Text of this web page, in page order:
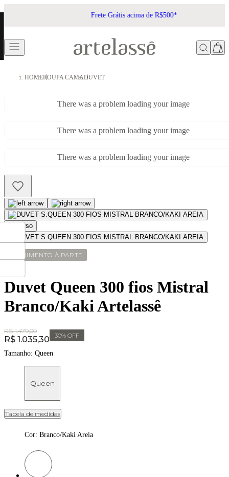
Frete Grátis acima de R$500*
HOMEROUPA CAMADUVET
There was a problem loading your image
There was a problem loading your image
There was a problem loading your image
ENCHIMENTO À PARTE
Duvet Queen 300 fios Mistral
Branco/Kaki Artelassê
Original Price:
R$ 1.479,00
Price:
R$ 1.035,30 30% OFF
Tamanho: Queen
Queen
Tabela de medidas
Cor: Branco/Kaki Areia
Cor: Branco/Kaki Areia